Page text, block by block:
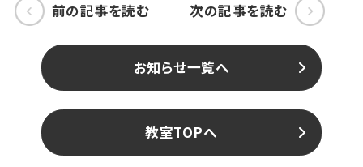
前の記事を読む 次の記事を読む
お知らせ一覧へ
教室TOPへ